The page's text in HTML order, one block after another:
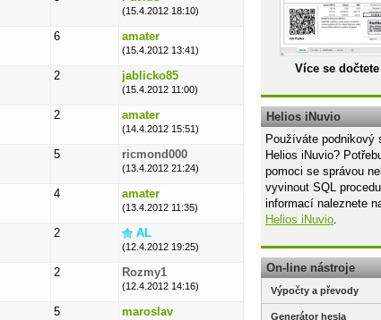
(15.4.2012 18:10)
6 amater
(15.4.2012 13:41)
2 jablicko85
(15.4.2012 11:00)
2 amater
(14.4.2012 15:51)
5 ricmond000
(13.4.2012 21:24)
4 amater
(13.4.2012 11:35)
2 AL
(12.4.2012 19:25)
2 Rozmy1
(12.4.2012 14:16)
5 maroslav
Více se dočtete
Helios iNuvio
Používáte podnikový
Helios iNuvio?
pomoci se správou
vyvinout SQL
informací naleznete
Helios iNuvio.
On-line nástroje
Výpočty a převody
Generátor hesla